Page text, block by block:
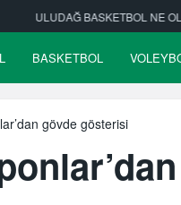
Bursaspor’un fikstürü
BASKETBOL
gövde gösterisi